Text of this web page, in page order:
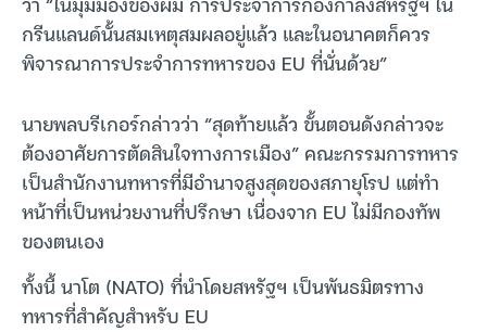
กรีนแลนด์นั้นสมเหตุสมผลอยู่แล้ว และในอนาคตก็ควร
พิจารณาการประจำการทหารของ EU ที่นั่นด้วย”
นายพลบรีเกอร์กล่าวว่า “สุดท้ายแล้ว ขั้นตอนดังกล่าวจะ
ต้องอาศัยการตัดสินใจทางการเมือง” คณะกรรมการทหาร
เป็นสำนักงานทหารที่มีอำนาจสูงสุดของสภายุโรป แต่ทำ
หน้าที่เป็นหน่วยงานที่ปรึกษา เนื่องจาก EU ไม่มีกองทัพ
ของตนเอง
ทั้งนี้ นาโต (NATO) ที่นำโดยสหรัฐฯ เป็นพันธมิตรทาง
ทหารที่สำคัญสำหรับ EU